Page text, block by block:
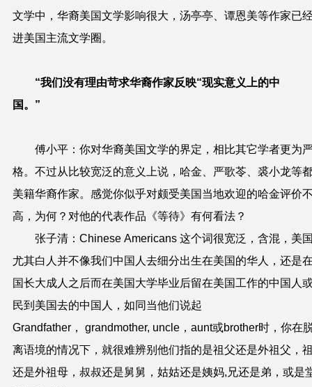
文学中，华裔美国文学影响很大，汤亭亭、谭恩美等作家已
进美国主流文学圈。
“我们没有理由苛求华裔作家反映“现实意义上的中
国。”
傅小平：你对华裔美国文学的界定，相比其它学者更为
格。不过从比较宽泛的意义上说，哈金、严歌苓、裘小龙等
美籍华裔作家。感觉你似乎对颇受美国当地欢迎的哈金评价
高，为何？对他的代表作品《等待》有何看法？
张子清：Chinese Americans 这个词很宽泛，含混，美
尤其白人并不像我们中国人去细分出生在美国的华人，还是
国长大成人之后而在美国大学毕业后留在美国工作的中国人
民到美国去的中国人，如同当他们说起
Grandfather， grandmother, uncle，aunt或brother时，你在
离语境的情况下，就很难辨别他们指的是祖父还是外祖父，
还是外祖母，叔叔还是舅舅，姑姑还是姨妈,兄还是弟，或是